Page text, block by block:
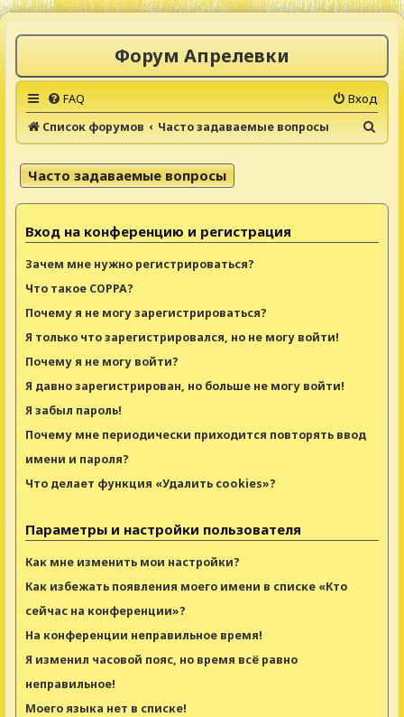
Форум Апрелевки
FAQ
Вход
Список форумов
Часто задаваемые вопросы
о
Часто задаваемые вопросы
Вход на конференцию и регистрация
Зачем мне нужно регистрироваться?
Что такое COPPA?
Почему я не могу зарегистрироваться?
Я только что зарегистрировался, но не могу войти!
Почему я не могу войти?
Я давно зарегистрирован, но больше не могу войти!
Я забыл пароль!
Почему мне периодически приходится повторять ввод
имени и пароля?
Что делает функция «Удалить cookies»?
Параметры и настройки пользователя
Как мне изменить мои настройки?
Как избежать появления моего имени в списке «Кто
сейчас на конференции»?
На конференции неправильное время!
Я изменил часовой пояс, но время всё равно
неправильное!
Моего языка нет в списке!